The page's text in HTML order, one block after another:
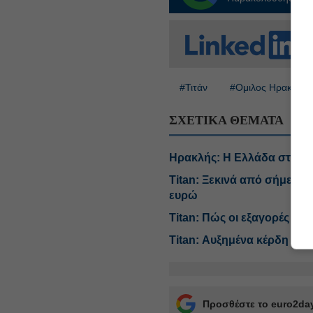
#Τιτάν #Ομιλος Ηρακλής
ΣΧΕΤΙΚΑ ΘΕΜΑΤΑ
Ηρακλής: Η Ελλάδα στις
Titan: Ξεκινά από σήμερα
ευρώ
Titan: Πώς οι εξαγορές
Titan: Αυξημένα κέρδη
Προσθέστε το